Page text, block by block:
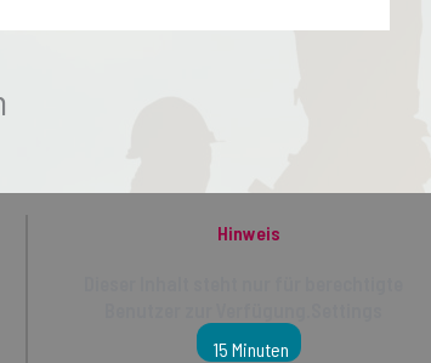
Hinweis
15 Minuten